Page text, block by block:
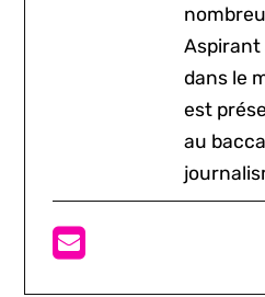
Aspirant
dans le
est
au